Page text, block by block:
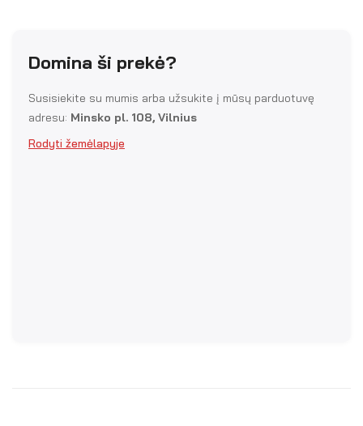
Domina ši prekė?
Susisiekite su mumis arba užsukite į mūsų parduotuvę
adresu: Minsko pl. 108, Vilnius
Rodyti žemėlapyje